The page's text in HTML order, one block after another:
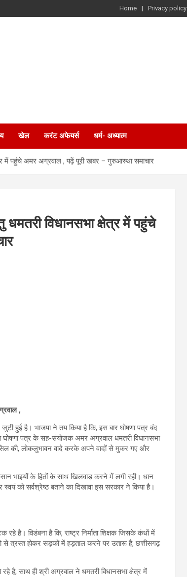
Home Privacy policy
खेल करंट अफेयर्स धर्म- अध्यात्म
में पहुंचे अमर अग्रवाल , पढ़ें पूरी खबर – गुरुआस्था समाचार
विधानसभा क्षेत्र में पहुंचे
,
हुई है। भाजपा ने तय किया है कि, इस बार घोषणा पत्र बंद
घोषणा पत्र के सह-संयोजक अमर अग्रवाल धमतरी विधानसभा
की, लोकलुभावन वादे करके अपने वादों से मुकर गए और
भाइयों के हितों के साथ खिलवाड़ करने में लगी रही। धान
को सर्वश्रेष्ठ बताने का दिखावा इस सरकार ने किया है।
रहे है। विडंबना है कि, राष्ट्र निर्माता शिक्षक जिसके कंधों में
से त्रस्त होकर सड़कों में हड़ताल करने पर उतारू है, छत्तीसगढ़
है, साथ ही श्री अग्रवाल ने धमतरी विधानसभा क्षेत्र में